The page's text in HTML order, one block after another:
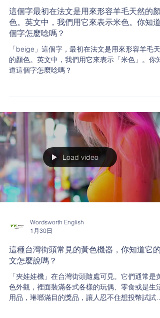
這個字最初在法文是用來形容羊毛天然的顏
色。英文中，我們用它來表示米色。你知道
個字怎麼唸嗎？
「beige」這個字，最初在法文是用來形容羊毛天
的顏色。英文中，我們用它來表示「米色」。你知
道這個字怎麼唸嗎？
Load video
Wordsworth English
1月30日
這種台灣街頭常見的黃色機器，你知道它的
文怎麼說嗎？
「夾娃娃機」在台灣街頭隨處可見。它們通常是黃
色外觀，裡面裝滿各式各樣的玩偶、零食或是生活
用品，琳瑯滿目的獎品，讓人忍不住想投幣試試手